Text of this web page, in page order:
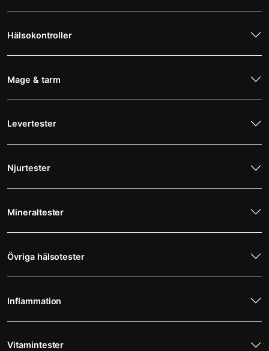
Hälsokontroller
Mage & tarm
Levertester
Njurtester
Mineraltester
Övriga hälsotester
Inflammation
Vitamintester